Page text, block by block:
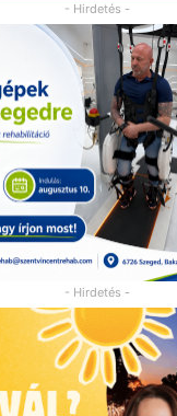
- Hirdetés -
- Hirdetés -